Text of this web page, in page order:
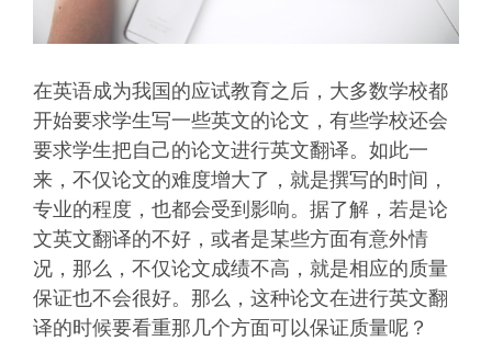
在英语成为我国的应试教育之后，大多数学校都
开始要求学生写一些英文的论文，有些学校还会
要求学生把自己的论文进行英文翻译。如此一
来，不仅论文的难度增大了，就是撰写的时间，
专业的程度，也都会受到影响。据了解，若是论
文英文翻译的不好，或者是某些方面有意外情
况，那么，不仅论文成绩不高，就是相应的质量
保证也不会很好。那么，这种论文在进行英文翻
译的时候要看重那几个方面可以保证质量呢？